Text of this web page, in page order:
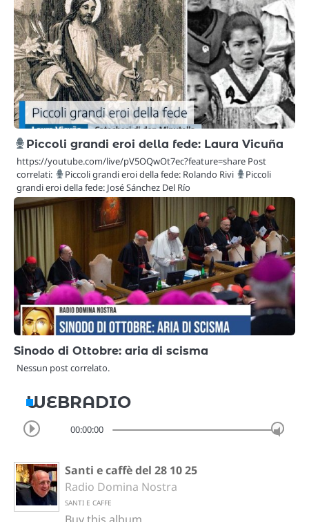
Piccoli grandi eroi della fede: Laura Vicuña
https://youtube.com/live/pV5OQwOt7ec?feature=share Post
correlati:
Piccoli grandi eroi della fede: Rolando Rivi
Piccoli
grandi eroi della fede: José Sánchez Del Río
Sinodo di Ottobre: aria di scisma
Nessun post correlato.
WEBRADIO
00:00:00
Santi e caffè del 28 10 25
Radio Domina Nostra
SANTI E CAFFE